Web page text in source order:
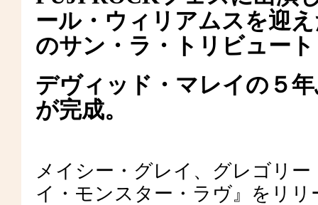
ール・ウィリアムスを迎
のサン・ラ・トリビュー
デヴィッド・マレイの５
が完成。
メイシー・グレイ、グレゴリ
イ・モンスター・ラヴ』をリ